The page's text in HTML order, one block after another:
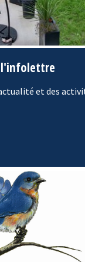
l'infolettre
et des